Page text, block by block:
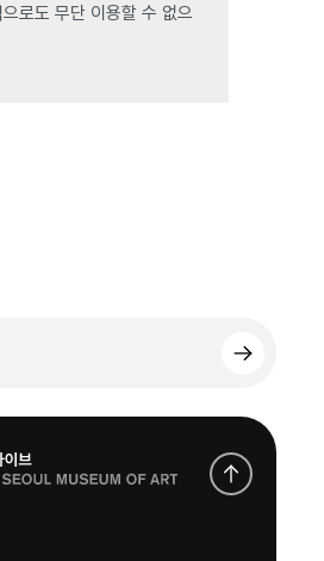
로도 무단 이용할 수 없으